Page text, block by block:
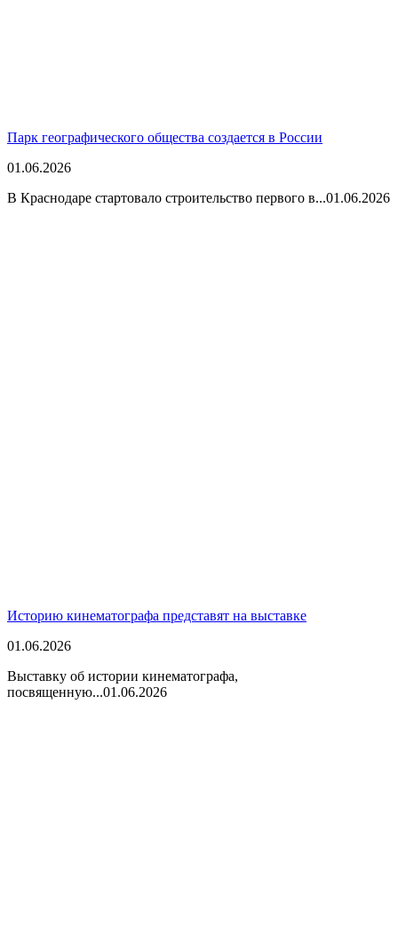
Парк географического общества создается в России
01.06.2026
В Краснодаре стартовало строительство первого в...01.06.2026
Историю кинематографа представят на выставке
01.06.2026
Выставку об истории кинематографа,
посвященную...01.06.2026